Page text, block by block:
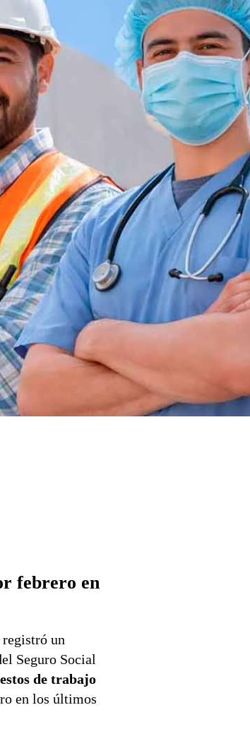
febrero en
registró un
Seguro Social
de trabajo
en los últimos